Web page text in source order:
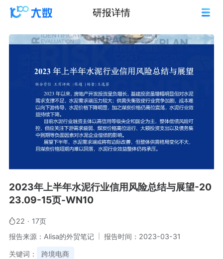
研报详情
2023年上半年水泥行业信用风险总结与展望-20
23.09-15页-WN10
22 · 17页
报告来源：Alisa的外贸笔记
报告时间：2023-03-31
关键词： 跨境电商